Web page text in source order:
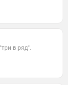
в ряд".